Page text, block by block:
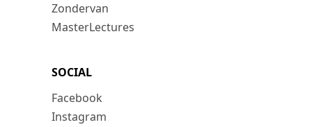
Zondervan
MasterLectures
SOCIAL
Facebook
Instagram